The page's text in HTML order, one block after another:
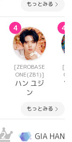
もっとみる
4
[ZEROBASE
ONE(ZB1)]
ハン ユジ
ン
4
もっとみる
2 GIA HAN